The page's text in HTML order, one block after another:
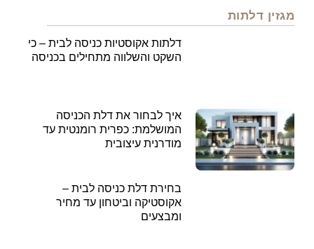
מגזין דלתות
דלתות אקוסטיות כניסה לבית – כי
השקט והשלווה מתחילים בכניסה
איך לבחור את דלת הכניסה
המושלמת: כפרית רומנטית עד
מודרנית עיצובית
בחירת דלת כניסה לבית –
אקוסטיקה וביטחון עד מחיר
ומבצעים